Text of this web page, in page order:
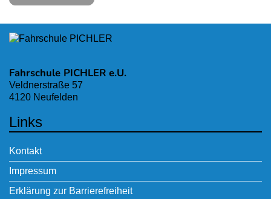
Fahrschule PICHLER e.U.
Veldnerstraße 57
4120 Neufelden
Links
Kontakt
Impressum
Erklärung zur Barrierefreiheit